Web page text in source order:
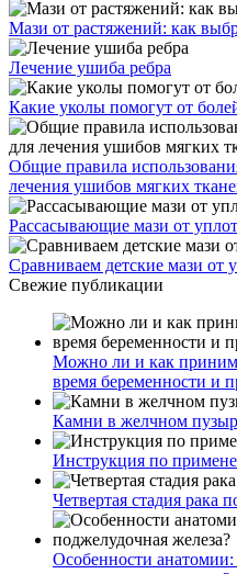
Мази от растяжений: как
Лечение ушиба ребра
Какие уколы помогут от
Общие правила
лечения ушибов мягких
Рассасывающие мази от
Сравниваем детские мази от
Свежие публикации
Можно ли и как
время беременности и
Камни в желчном
Инструкция по
Четвертая стадия рака
Особенности анатомии: